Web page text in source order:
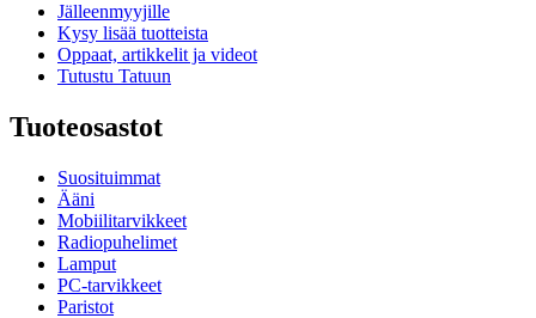
Jälleenmyyjille
Kysy lisää tuotteista
Oppaat, artikkelit ja videot
Tutustu Tatuun
Tuoteosastot
Suosituimmat
Ääni
Mobiilitarvikkeet
Radiopuhelimet
Lamput
PC-tarvikkeet
Paristot